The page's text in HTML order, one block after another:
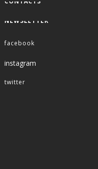
NEWSLETTER
facebook
instagram
twitter